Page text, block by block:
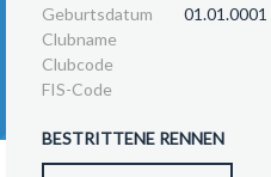
Geburtsdatum
01.01.0001
Clubname
Clubcode
FIS-Code
BESTRITTENE RENNEN